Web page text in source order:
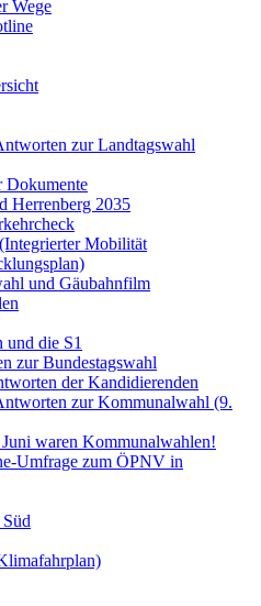
Wege
zur Landtagswahl
Dokumente
Herrenberg 2035
Mobilität
und Gäubahnfilm
und die S1
zur Bundestagswahl
der Kandidierenden
zur Kommunalwahl (9.
waren Kommunalwahlen!
Umfrage zum ÖPNV in